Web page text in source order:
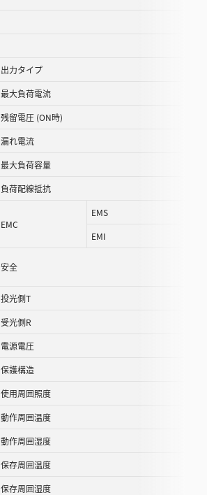
出力タイプ
最大負荷電流
残留電圧 (ON時)
漏れ電流
最大負荷容量
負荷配線抵抗
EMC
EMS
EMI
安全
投光側T
受光側R
電源電圧
保護構造
使用周囲照度
動作周囲温度
動作周囲湿度
保存周囲温度
保存周囲湿度